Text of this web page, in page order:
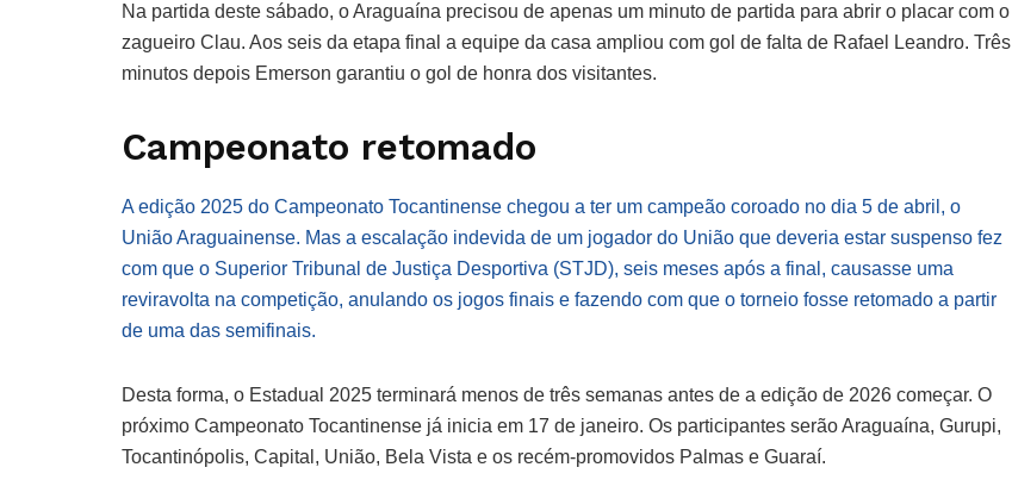
Na partida deste sábado, o Araguaína precisou de apenas um minuto de partida para abrir o placar com o
zagueiro Clau. Aos seis da etapa final a equipe da casa ampliou com gol de falta de Rafael Leandro. Três
minutos depois Emerson garantiu o gol de honra dos visitantes.
Campeonato retomado
A edição 2025 do Campeonato Tocantinense chegou a ter um campeão coroado no dia 5 de abril, o
União Araguainense. Mas a escalação indevida de um jogador do União que deveria estar suspenso fez
com que o Superior Tribunal de Justiça Desportiva (STJD), seis meses após a final, causasse uma
reviravolta na competição, anulando os jogos finais e fazendo com que o torneio fosse retomado a partir
de uma das semifinais.
Desta forma, o Estadual 2025 terminará menos de três semanas antes de a edição de 2026 começar. O
próximo Campeonato Tocantinense já inicia em 17 de janeiro. Os participantes serão Araguaína, Gurupi,
Tocantinópolis, Capital, União, Bela Vista e os recém-promovidos Palmas e Guaraí.